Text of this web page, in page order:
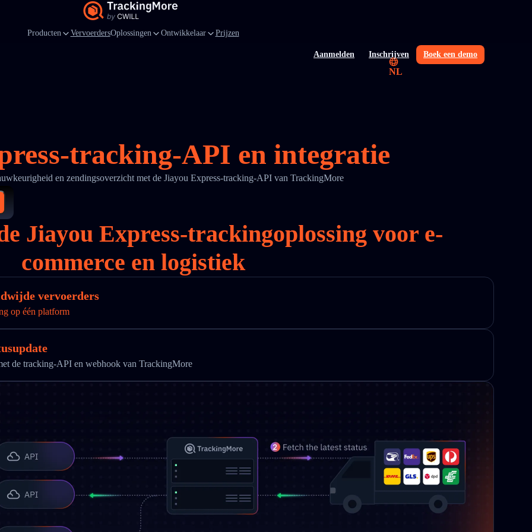
Producten VervoerdersOplossingen Ontwikkelaar Prijzen
Aanmelden Inschrijven Boek een demo
NL
tracking-API en integratie
en zendingsoverzicht met de Jiayou Express-tracking-API van TrackingMore
Jiayou Express-trackingoplossing voor e-
commerce en logistiek
vervoerders
op één platform
de tracking-API en webhook van TrackingMore